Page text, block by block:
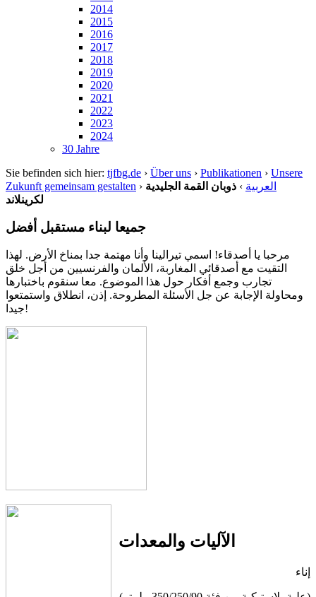
2014
2015
2016
2017
2018
2019
2020
2021
2022
2023
2024
30 Jahre
Sie befinden sich hier: tjfbg.de › Über uns › Publikationen › Unsere
Zukunft gemeinsam gestalten › العربية › ذوبان القمة الجليدية
لكرينلاند
جميعا لبناء مستقبل أفضل
مرحبا يا أصدقاء! اسمي تيرالينا وأنا مهتمة جدا بمناخ الأرض. لهذا
التقيت مع أصدقائي المغاربة، الألمان والفرنسيين من أجل خلق
تجارب وجمع أفكار حول هذا الموضوع. معا سنقوم باختبارها
ومحاولة الإجابة عن جل الأسئلة المطروحة. إذن، انطلاق واستمتعوا
جيدا!
الآليات والمعدات
إناء